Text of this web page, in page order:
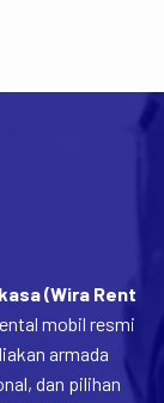
kabin yang
biasa.
(Wira Rent
mobil resmi
armada
dan pilihan